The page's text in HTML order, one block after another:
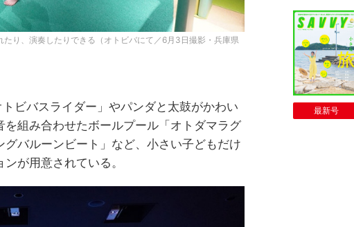
り、演奏したりできる（オトビバにて／6月3日撮影・兵庫県
ビバスライダー」やパンダと太鼓がかわい
組み合わせたボールプール「オトダマラグ
バルーンビート」など、小さい子どもだけ
が用意されている。
最新号